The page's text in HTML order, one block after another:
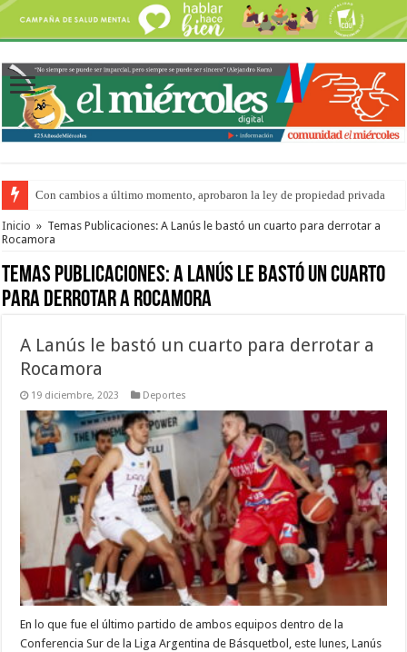
Con cambios a último momento, aprobaron la ley de propiedad privada
Inicio » Temas Publicaciones: A Lanús le bastó un cuarto para derrotar a
Rocamora
Temas Publicaciones:A Lanús le bastó un cuarto
para derrotar a Rocamora
A Lanús le bastó un cuarto para derrotar a
Rocamora
19 diciembre, 2023 Deportes
En lo que fue el último partido de ambos equipos dentro de la
Conferencia Sur de la Liga Argentina de Básquetbol, este lunes, Lanús